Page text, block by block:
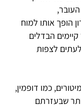
הופך אותו למוח
הבדלים
לעתים לצפות
כמו דופמין,
שבעזרתם